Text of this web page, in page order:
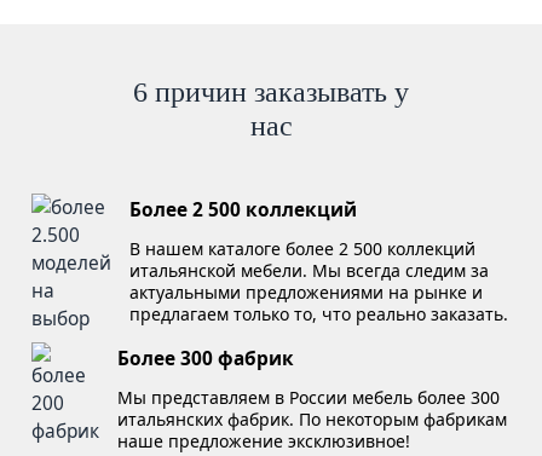
6 причин заказывать у
нас
Более 2 500 коллекций
В нашем каталоге более 2 500 коллекций
итальянской мебели. Мы всегда следим за
актуальными предложениями на рынке и
предлагаем только то, что реально заказать.
Более 300 фабрик
Мы представляем в России мебель более 300
итальянских фабрик. По некоторым фабрикам
наше предложение эксклюзивное!